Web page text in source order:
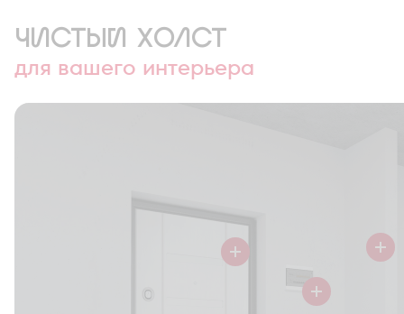
ЧИСТЫЙ ХОЛСТ
для вашего интерьера